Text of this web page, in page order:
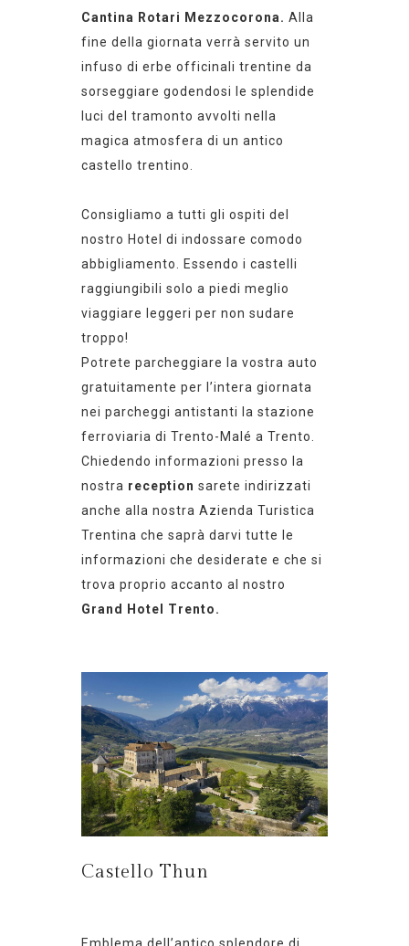
Cantina Rotari Mezzocorona. Alla
fine della giornata verrà servito un
infuso di erbe officinali trentine da
sorseggiare godendosi le splendide
luci del tramonto avvolti nella
magica atmosfera di un antico
castello trentino.
Consigliamo a tutti gli ospiti del
nostro Hotel di indossare comodo
abbigliamento. Essendo i castelli
raggiungibili solo a piedi meglio
viaggiare leggeri per non sudare
troppo!
Potrete parcheggiare la vostra auto
gratuitamente per l’intera giornata
nei parcheggi antistanti la stazione
ferroviaria di Trento-Malé a Trento.
Chiedendo informazioni presso la
nostra reception sarete indirizzati
anche alla nostra Azienda Turistica
Trentina che saprà darvi tutte le
informazioni che desiderate e che si
trova proprio accanto al nostro
Grand Hotel Trento.
Castello Thun